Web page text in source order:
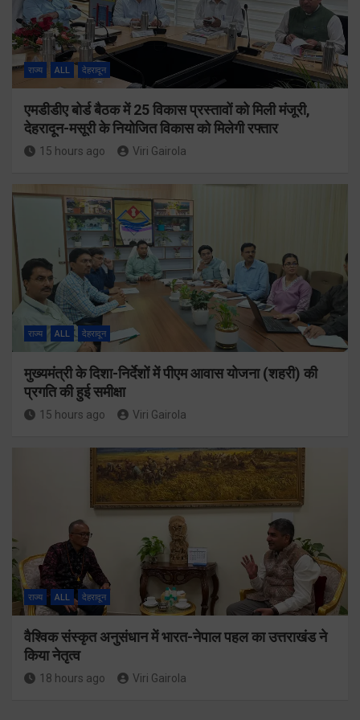
राज्य ALL देहरादून
एमडीडीए बोर्ड बैठक में 25 विकास प्रस्तावों को मिली मंजूरी,
देहरादून-मसूरी के नियोजित विकास को मिलेगी रफ्तार
15 hours ago Viri Gairola
राज्य ALL देहरादून
मुख्यमंत्री के दिशा-निर्देशों में पीएम आवास योजना (शहरी) की
प्रगति की हुई समीक्षा
15 hours ago Viri Gairola
राज्य ALL देहरादून
वैश्विक संस्कृत अनुसंधान में भारत-नेपाल पहल का उत्तराखंड ने
किया नेतृत्व
18 hours ago Viri Gairola